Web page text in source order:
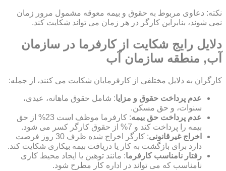
نکته: دعاوی مربوط به حقوق و بیمه معوقه مشمول مرور زمان
نمی شوند، بنابراین کارگر در هر زمان می تواند شکایت کند.
دلایل رایج شکایت از کارفرما در سازمان
آب, منطقه سازمان آب
کارگران به دلایل مختلفی از کارفرمایان شکایت می کنند، از جمله:
عدم پرداخت حقوق و مزایا: شامل حقوق ماهانه، عیدی،
سنوات، و حق مسکن.
عدم پرداخت حق بیمه
: کارفرما موظف است 23% از حق
بیمه را پرداخت کند و 7% از حقوق کارگر کسر می شود.
اخراج غیرقانونی
: کارگر اخراج شده ظرف 30 روز فرصت
دارد برای بازگشت به کار یا دریافت بیمه بیکاری شکایت کند.
رفتار نامناسب کارفرما: مانند توهین یا ایجاد محیط کاری
نامناسب که می تواند در اداره کار مطرح شود.